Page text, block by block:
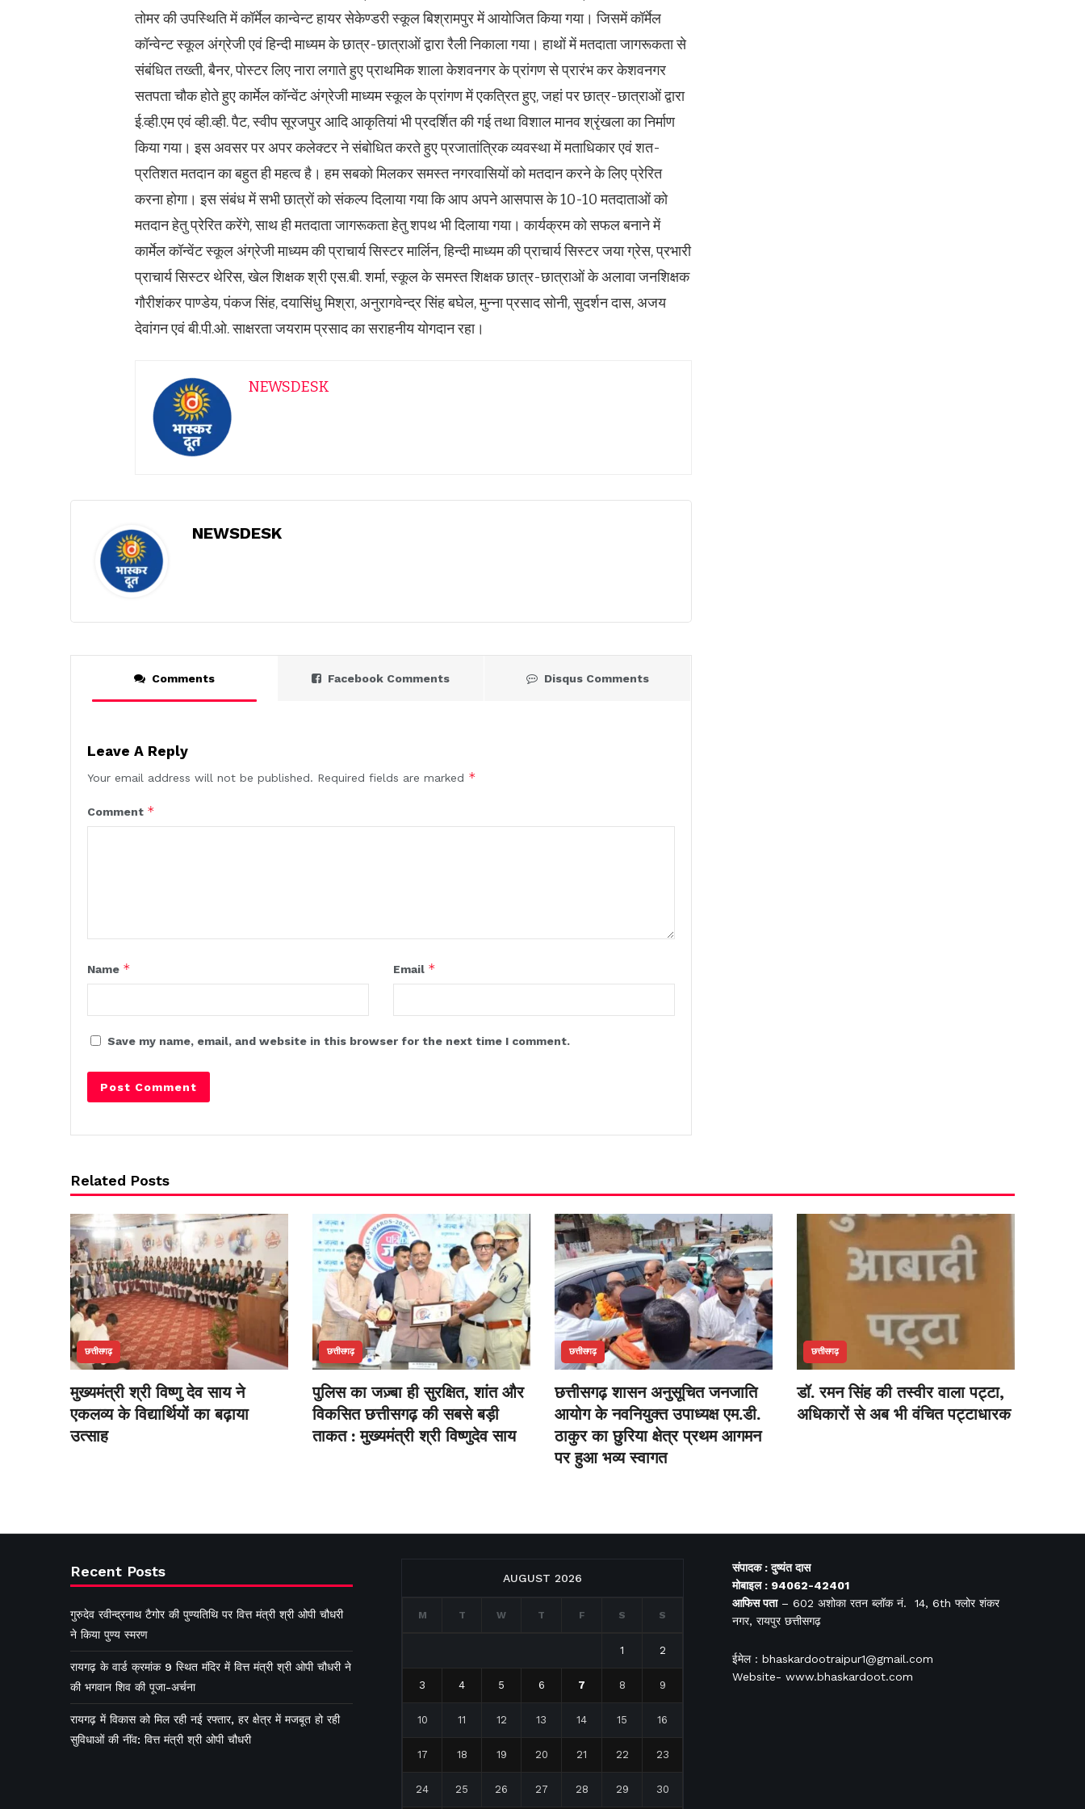
तोमर की उपस्थिति में कॉर्मेल कान्वेन्ट हायर सेकेण्डरी स्कूल बिश्रामपुर में आयोजित किया गया। जिसमें कॉर्मेल
कॉन्वेन्ट स्कूल अंग्रेजी एवं हिन्दी माध्यम के छात्र-छात्राओं द्वारा रैली निकाला गया। हाथों में मतदाता जागरूकता से
संबंधित तख्ती, बैनर, पोस्टर लिए नारा लगाते हुए प्राथमिक शाला केशवनगर के प्रांगण से प्रारंभ कर केशवनगर
सतपता चौक होते हुए कार्मेल कॉन्वेंट अंग्रेजी माध्यम स्कूल के प्रांगण में एकत्रित हुए, जहां पर छात्र-छात्राओं द्वारा
ई.व्ही.एम एवं व्ही.व्ही. पैट, स्वीप सूरजपुर आदि आकृतियां भी प्रदर्शित की गई तथा विशाल मानव श्रृंखला का निर्माण
किया गया। इस अवसर पर अपर कलेक्टर ने संबोधित करते हुए प्रजातांत्रिक व्यवस्था में मताधिकार एवं शत-
प्रतिशत मतदान का बहुत ही महत्व है। हम सबको मिलकर समस्त नगरवासियों को मतदान करने के लिए प्रेरित
करना होगा। इस संबंध में सभी छात्रों को संकल्प दिलाया गया कि आप अपने आसपास के 10-10 मतदाताओं को
मतदान हेतु प्रेरित करेंगे, साथ ही मतदाता जागरूकता हेतु शपथ भी दिलाया गया। कार्यक्रम को सफल बनाने में
कार्मेल कॉन्वेंट स्कूल अंग्रेजी माध्यम की प्राचार्य सिस्टर मार्लिन, हिन्दी माध्यम की प्राचार्य सिस्टर जया ग्रेस, प्रभारी
प्राचार्य सिस्टर थेरिस, खेल शिक्षक श्री एस.बी. शर्मा, स्कूल के समस्त शिक्षक छात्र-छात्राओं के अलावा जनशिक्षक
गौरीशंकर पाण्डेय, पंकज सिंह, दयासिंधु मिश्रा, अनुरागवेन्द्र सिंह बघेल, मुन्ना प्रसाद सोनी, सुदर्शन दास, अजय
देवांगन एवं बी.पी.ओ. साक्षरता जयराम प्रसाद का सराहनीय योगदान रहा।
NEWSDESK
NEWSDESK
Comments Facebook Comments Disqus Comments
Leave A Reply
Your email address will not be published. Required fields are marked *
Comment *
Name * Email *
Save my name, email, and website in this browser for the next time I comment.
Related Posts
छत्तीसगढ़
मुख्यमंत्री श्री विष्णु देव साय ने
एकलव्य के विद्यार्थियों का बढ़ाया
उत्साह
छत्तीसगढ़
पुलिस का जज़्बा ही सुरक्षित, शांत और
विकसित छत्तीसगढ़ की सबसे बड़ी
ताकत : मुख्यमंत्री श्री विष्णुदेव साय
छत्तीसगढ़
छत्तीसगढ़ शासन अनुसूचित जनजाति
आयोग के नवनियुक्त उपाध्यक्ष एम.डी.
ठाकुर का छुरिया क्षेत्र प्रथम आगमन
पर हुआ भव्य स्वागत
छत्तीसगढ़
डॉ. रमन सिंह की तस्वीर वाला पट्टा,
अधिकारों से अब भी वंचित पट्टाधारक
Recent Posts
गुरुदेव रवीन्द्रनाथ टैगोर की पुण्यतिथि पर वित्त मंत्री श्री ओपी चौधरी
ने किया पुण्य स्मरण
रायगढ़ के वार्ड क्रमांक 9 स्थित मंदिर में वित्त मंत्री श्री ओपी चौधरी ने
की भगवान शिव की पूजा-अर्चना
रायगढ़ में विकास को मिल रही नई रफ्तार, हर क्षेत्र में मजबूत हो रही
सुविधाओं की नींव: वित्त मंत्री श्री ओपी चौधरी
AUGUST 2026
M T W T F S S
1 2
3 4 5 6 7 8 9
10 11 12 13 14 15 16
17 18 19 20 21 22 23
24 25 26 27 28 29 30
संपादक : दुष्यंत दास
मोबाइल : 94062-42401
आफिसपता– 602 अशोका रतन ब्लॉक नं. 14, 6th फ्लोर शंकर
नगर, रायपुर छत्तीसगढ़
ईमेल : bhaskardootraipur1@gmail.com
Website- www.bhaskardoot.com